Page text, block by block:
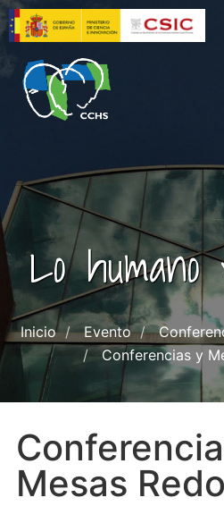
Pasar
al
contenido
principal
Lo
Inicio Evento
Conferencias y
Mesas